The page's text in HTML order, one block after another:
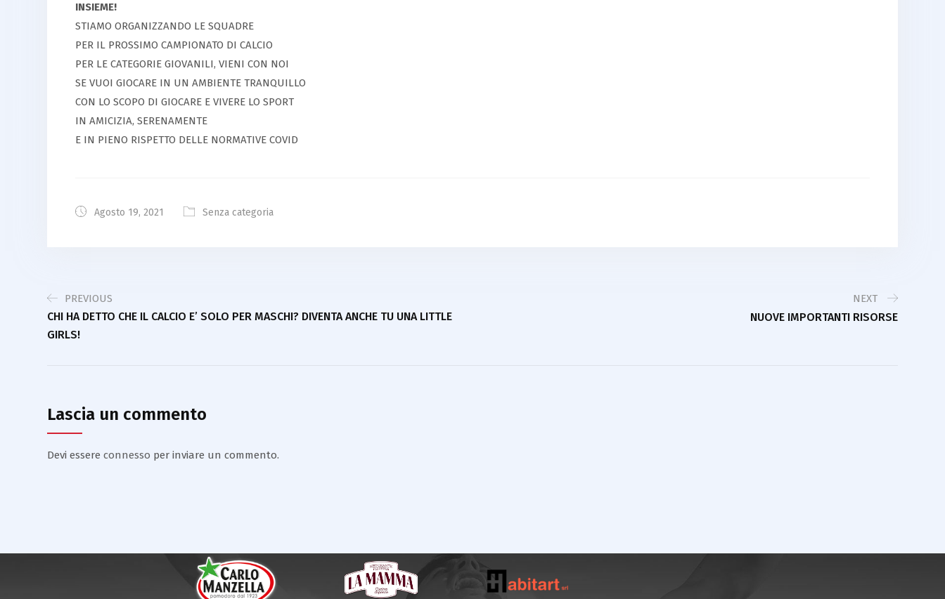
INSIEME!
STIAMO ORGANIZZANDO LE SQUADRE
PER IL PROSSIMO CAMPIONATO DI CALCIO
PER LE CATEGORIE GIOVANILI, VIENI CON NOI
SE VUOI GIOCARE IN UN AMBIENTE TRANQUILLO
CON LO SCOPO DI GIOCARE E VIVERE LO SPORT
IN AMICIZIA, SERENAMENTE
E IN PIENO RISPETTO DELLE NORMATIVE COVID
Agosto 19, 2021 Senza categoria
PREVIOUS
CHI HA DETTO CHE IL CALCIO E’ SOLO PER MASCHI? DIVENTA ANCHE TU UNA LITTLE
GIRLS!
NEXT
NUOVE IMPORTANTI RISORSE
Lascia un commento
Devi essere connesso per inviare un commento.